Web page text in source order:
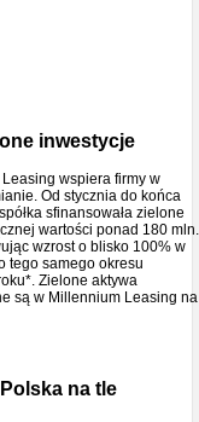
inwestycje
wspiera firmy w
Od stycznia do końca
sfinansowała zielone
wartości ponad 180 mln.
wzrost o blisko 100% w
tego samego okresu
Zielone aktywa
są w Millennium Leasing na
na tle